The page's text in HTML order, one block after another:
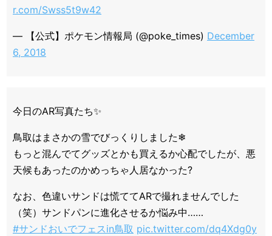
r.com/Swss5t9w42
— 【公式】ポケモン情報局 (@poke_times) December
6, 2018
今日のAR写真たち✨
鳥取はまさかの雪でびっくりしました❄
もっと混んでてグッズとかも買えるか心配でしたが、悪
天候もあったのかめっちゃ人居なかった?
なお、色違いサンドは慌ててARで撮れませんでした
（笑）サンドパンに進化させるか悩み中……
#サンドおいでフェスin鳥取 pic.twitter.com/dq4Xdg0y